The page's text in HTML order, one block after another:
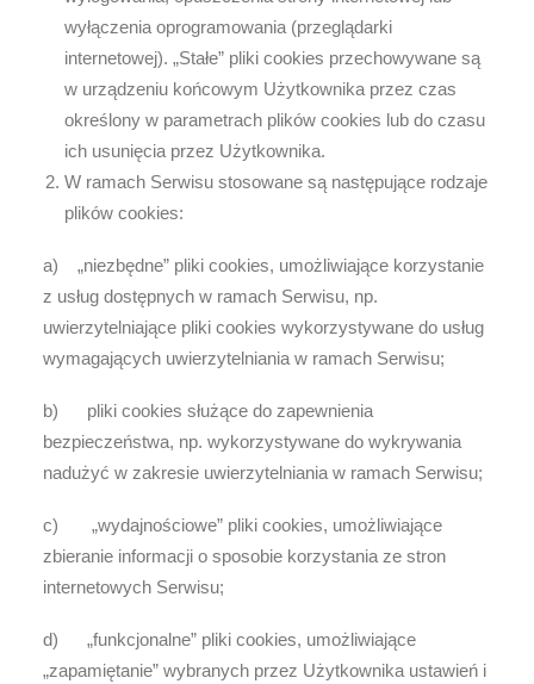
wyłączenia oprogramowania (przeglądarki
internetowej). „Stałe” pliki cookies przechowywane są
w urządzeniu końcowym Użytkownika przez czas
określony w parametrach plików cookies lub do czasu
ich usunięcia przez Użytkownika.
W ramach Serwisu stosowane są następujące rodzaje
plików cookies:
a)
„niezbędne” pliki cookies, umożliwiające korzystanie
z usług dostępnych w ramach Serwisu, np.
uwierzytelniające pliki cookies wykorzystywane do usług
wymagających uwierzytelniania w ramach Serwisu;
b) pliki cookies służące do zapewnienia
bezpieczeństwa, np. wykorzystywane do wykrywania
nadużyć w zakresie uwierzytelniania w ramach Serwisu;
c) „wydajnościowe” pliki cookies, umożliwiające
zbieranie informacji o sposobie korzystania ze stron
internetowych Serwisu;
d) „funkcjonalne” pliki cookies, umożliwiające
„zapamiętanie” wybranych przez Użytkownika ustawień i